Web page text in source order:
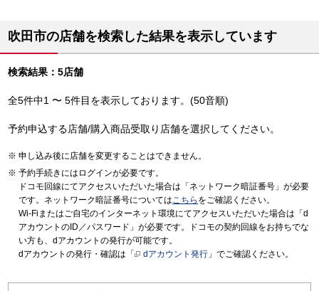
吹田市の店舗を検索した結果を表示しています
検索結果：5店舗
全5件中1 〜 5件目を表示しております。(50音順)
予約申込する店舗/購入商品受取り店舗を選択してください。
申し込み後に店舗を変更することはできません。
予約手続きにはログインが必要です。
ドコモ回線にてアクセスいただいた場合は「ネットワーク暗証番号」が必要
です。ネットワーク暗証番号についてはこちら をご確認ください。
Wi-Fiまたはご自宅のインターネット環境にてアクセスいただいた場合は「d
アカウントのID／パスワード」が必要です。ドコモの契約回線をお持ちでな
い方も、dアカウントの発行が可能です。
dアカウントの発行・確認は「
dアカウント発行 」でご確認ください。